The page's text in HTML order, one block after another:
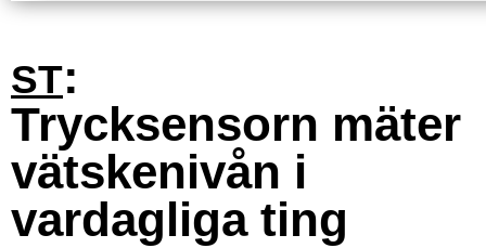
ST:
Trycksensorn mäter
vätskenivån i
vardagliga ting